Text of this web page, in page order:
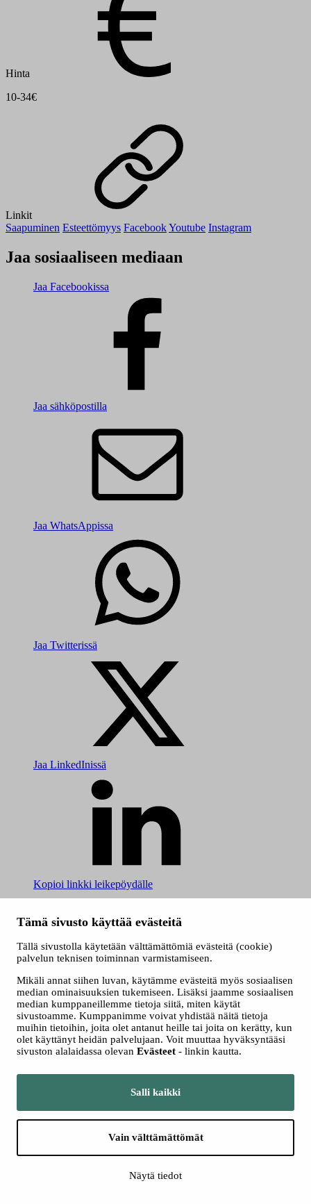
Tämä sivusto käyttää evästeitä
Tällä sivustolla käytetään välttämättömiä evästeitä (cookie)
palvelun teknisen toiminnan varmistamiseen.
Mikäli annat siihen luvan, käytämme evästeitä myös sosiaalisen
median ominaisuuksien tukemiseen. Lisäksi jaamme sosiaalisen
median kumppaneillemme tietoja siitä, miten käytät
sivustoamme. Kumppanimme voivat yhdistää näitä tietoja
muihin tietoihin, joita olet antanut heille tai joita on kerätty, kun
olet käyttänyt heidän palvelujaan. Voit muuttaa hyväksyntääsi
sivuston alalaidassa olevan Evästeet - linkin kautta.
Salli kaikki
Vain välttämättömät
Näytä tiedot
Hinta
10-34€
Linkit
Saapuminen Esteettömyys FacebookYoutube Instagram
Jaa sosiaaliseen mediaan
Jaa Facebookissa
Jaa sähköpostilla
Jaa WhatsAppissa
Jaa Twitterissä
Jaa LinkedInissä
Kopioi linkki leikepöydälle
Tampere Filharmonia
Yliopistonkatu 55